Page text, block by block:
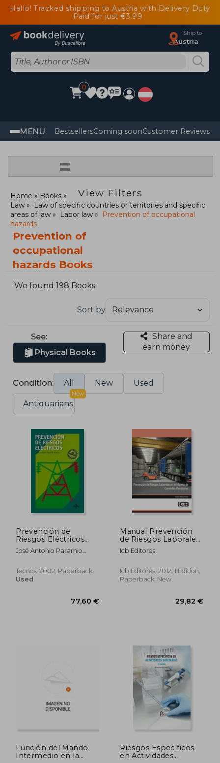
Hallo! Tracked shipping to Austria with Delivery Duty
Paid for just €3.99
Ship to
Austria
0
MENU BestsellersComing soonCustomer Reviews
=
View Filters
Home
Books
Law
Law of specific countries or territories and specific
areas of law
Labor law
Prevention of occupational
hazards
Prevention of
occupational
hazards Books
We found 198 Books
Sort by
See:
Physical Books
Share and
earn money
Condition: All New Used
Antiquarians
New
Prevención de
Riesgos Eléctricos
(Derecho -
Prevención de
Spanish)
José Antonio Paramio
Tecnos, 2002, Paperback,
Used
Manual Prevención
de Riesgos Laborales
en el Manejo de
Carretillas Elevadoras
Icb Editores
Icb Editores, 2012, 1 Edition,
Paperback, New
Función del Mando
Intermedio en la
Riesgos Específicos
en Actividades